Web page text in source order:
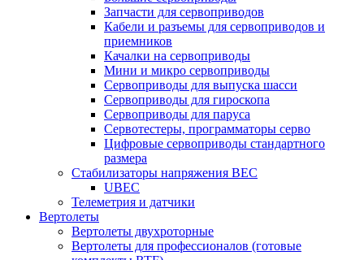
Запчасти для сервоприводов
Кабели и разъемы для сервоприводов и
приемников
Качалки на сервоприводы
Мини и микро сервоприводы
Сервоприводы для выпуска шасси
Сервоприводы для гироскопа
Сервоприводы для паруса
Сервотестеры, программаторы серво
Цифровые сервоприводы стандартного
размера
Стабилизаторы напряжения BEC
UBEC
Телеметрия и датчики
Вертолеты
Вертолеты двухроторные
Вертолеты для профессионалов (готовые